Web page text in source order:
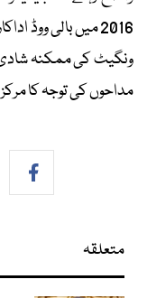
2016 میں بالی ووڈ
ونگیٹ کی ممکنہ شادی
مداحوں کی توجہ کا
متعلقہ